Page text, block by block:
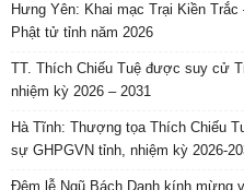
Hưng Yên: Khai mạc Trại Kiền
Phật tử tỉnh năm 2026
TT. Thích Chiếu Tuệ được suy cử
nhiệm kỳ 2026 – 2031
Hà Tĩnh: Thượng tọa Thích Chiếu
sự GHPGVN tỉnh, nhiệm kỳ 2026-
Đêm lễ Ngũ Bách Danh kính mừng